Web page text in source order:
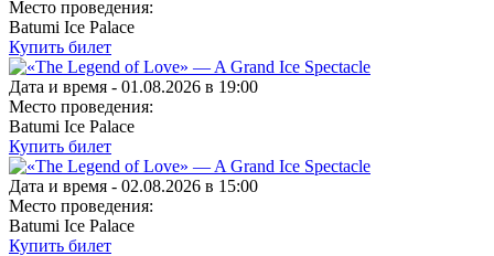
Место проведения:
Batumi Ice Palace
Купить билет
Дата и время - 01.08.2026 в 19:00
Место проведения:
Batumi Ice Palace
Купить билет
Дата и время - 02.08.2026 в 15:00
Место проведения:
Batumi Ice Palace
Купить билет